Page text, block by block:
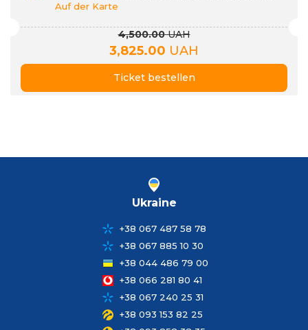
Auf der Karte
4,500.00UAH
3,825.00 UAH
Ticket bestellen
Ukraine
+38 067 487 58 78
+38 067 885 10 30
+38 044 486 79 00
+38 066 281 80 41
+38 067 240 25 31
+38 093 153 82 25